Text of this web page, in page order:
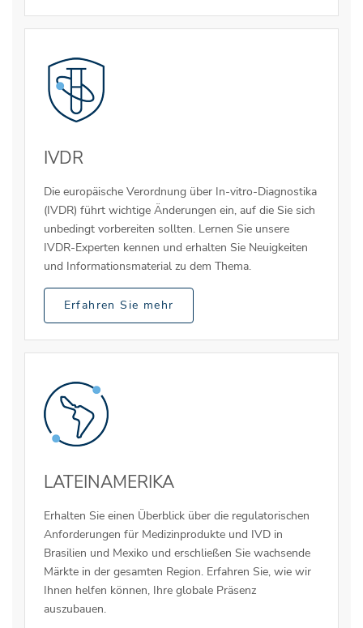
IVDR
Die europäische Verordnung über In-vitro-Diagnostika
(IVDR) führt wichtige Änderungen ein, auf die Sie sich
unbedingt vorbereiten sollten. Lernen Sie unsere
IVDR-Experten kennen und erhalten Sie Neuigkeiten
und Informationsmaterial zu dem Thema.
Erfahren Sie mehr
LATEINAMERIKA
Erhalten Sie einen Überblick über die regulatorischen
Anforderungen für Medizinprodukte und IVD in
Brasilien und Mexiko und erschließen Sie wachsende
Märkte in der gesamten Region. Erfahren Sie, wie wir
Ihnen helfen können, Ihre globale Präsenz
auszubauen.